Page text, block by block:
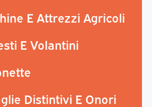
E Attrezzi Agricoli
E Volantini
Distintivi E Onori